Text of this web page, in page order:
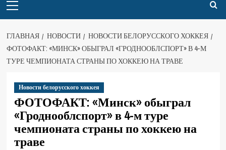
ГЛАВНАЯ НОВОСТИ
НОВОСТИ БЕЛОРУССКОГО ХОККЕЯ
ФОТОФАКТ: «МИНСК» ОБЫГРАЛ «ГРОДНООБЛСПОРТ» В 4-М
ТУРЕ ЧЕМПИОНАТА СТРАНЫ ПО ХОККЕЮ НА ТРАВЕ
Новости белорусского хоккея
ФОТОФАКТ: «Минск» обыграл
«Гроднооблспорт» в 4-м туре
чемпионата страны по хоккею на
траве